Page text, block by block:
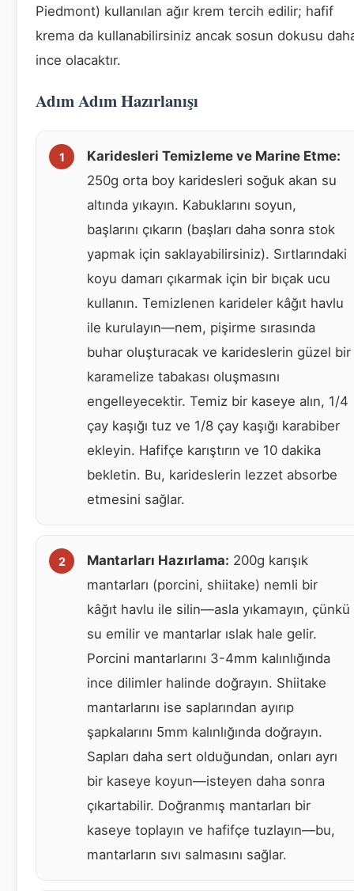
Piedmont) kullanılan ağır krem tercih edilir; hafif
krema da kullanabilirsiniz ancak sosun dokusu
ince olacaktır.
Adım Adım Hazırlanışı
Karidesleri Temizleme ve Marine Etme:
250g orta boy karidesleri soğuk akan su
altında yıkayın. Kabuklarını soyun,
başlarını çıkarın (başları daha sonra stok
yapmak için saklayabilirsiniz). Sırtlarındaki
koyu damarı çıkarmak için bir bıçak ucu
kullanın. Temizlenen karideler kâğıt havlu
ile kurulayın—nem, pişirme sırasında
buhar oluşturacak ve karideslerin güzel bir
karamelize tabakası oluşmasını
engelleyecektir. Temiz bir kaseye alın, 1/4
çay kaşığı tuz ve 1/8 çay kaşığı karabiber
ekleyin. Hafifçe karıştırın ve 10 dakika
bekletin. Bu, karideslerin lezzet absorbe
etmesini sağlar.
Mantarları Hazırlama: 200g karışık
mantarları (porcini, shiitake) nemli bir
kâğıt havlu ile silin—asla yıkamayın, çünkü
su emilir ve mantarlar ıslak hale gelir.
Porcini mantarlarını 3-4mm kalınlığında
ince dilimler halinde doğrayın. Shiitake
mantarlarını ise saplarından ayırıp
şapkalarını 5mm kalınlığında doğrayın.
Sapları daha sert olduğundan, onları ayrı
bir kaseye koyun—isteyen daha sonra
çıkartabilir. Doğranmış mantarları bir
kaseye toplayın ve hafifçe tuzlayın—bu,
mantarların sıvı salmasını sağlar.